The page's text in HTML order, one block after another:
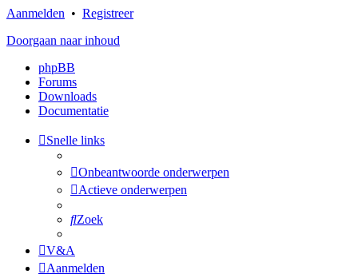
Aanmelden • Registreer
Doorgaan naar inhoud
phpBB
Forums
Downloads
Documentatie
Snelle links
Onbeantwoorde onderwerpen
Actieve onderwerpen
Zoek
V&A
Aanmelden